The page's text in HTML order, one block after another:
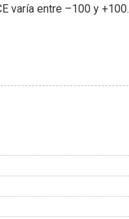
varía entre –100 y +100.